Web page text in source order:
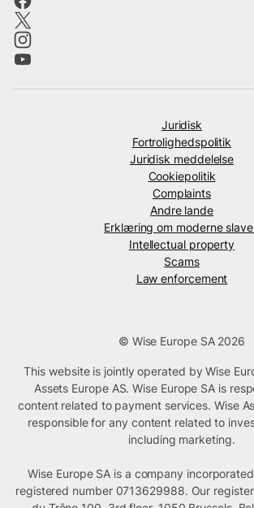
Juridisk
Fortrolighedspolitik
Juridisk meddelelse
Cookiepolitik
Complaints
Andre lande
Erklæring om moderne
Intellectual property
Scams
Law enforcement
© Wise Europe SA 2026
This website is jointly operated by Wise
Assets Europe AS. Wise Europe SA is
content related to payment services. Wise
responsible for any content related to
including marketing.
Wise Europe SA is a company
registered number 0713629988. Our